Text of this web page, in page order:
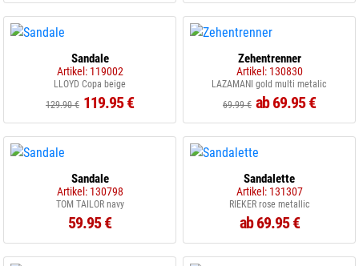
Sandale
Artikel: 119002
LLOYD Copa beige
129.90 € 119.95 €
Zehentrenner
Artikel: 130830
LAZAMANI gold multi metalic
69.99 € ab 69.95 €
Sandale
Artikel: 130798
TOM TAILOR navy
59.95 €
Sandalette
Artikel: 131307
RIEKER rose metallic
ab 69.95 €